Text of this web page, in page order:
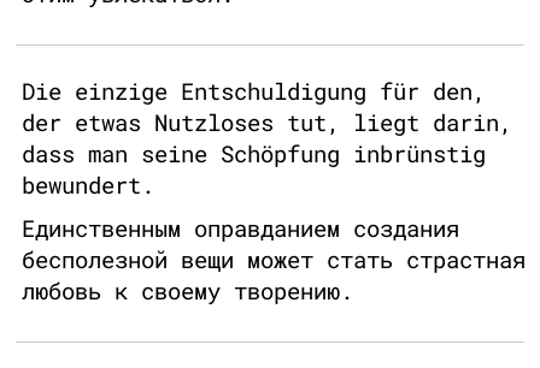
Die einzige Entschuldigung für den,
der etwas Nutzloses tut, liegt darin,
dass man seine Schöpfung inbrünstig
bewundert.
Единственным оправданием создания
бесполезной вещи может стать страстная
любовь к своему творению.